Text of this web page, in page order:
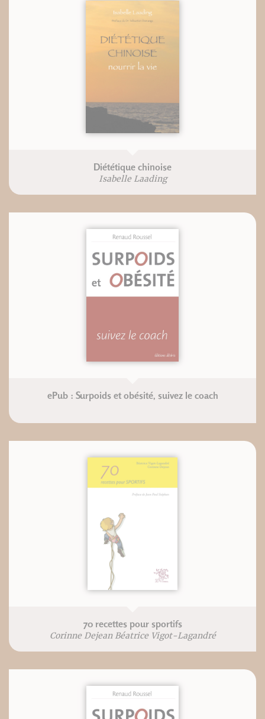
Diététique chinoise
Isabelle Laading
ePub : Surpoids et obésité, suivez le coach
70 recettes pour sportifs
Corinne Dejean Béatrice Vigot-Lagandré